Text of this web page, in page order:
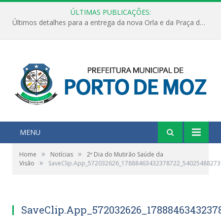
ÚLTIMAS PUBLICAÇÕES:
Últimos detalhes para a entrega da nova Orla e da Praça do Praião
MENU
Home » Notícias »
2º Dia do Mutirão Saúde da
Visão
»